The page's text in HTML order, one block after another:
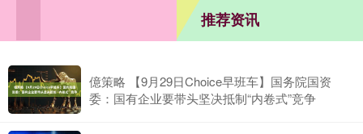
推荐资讯
億策略 【9月29日Choice早班车】国务院国资
委：国有企业要带头坚决抵制“内卷式”竞争